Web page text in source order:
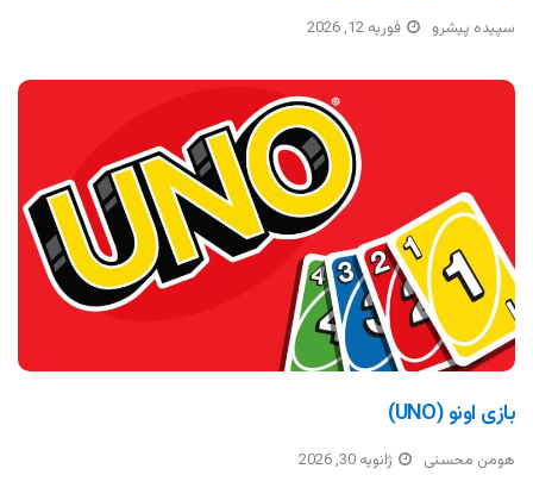
سپیده پیشرو فوریه 12, 2026
بازی اونو (UNO)
هومن محسنی ژانویه 30, 2026